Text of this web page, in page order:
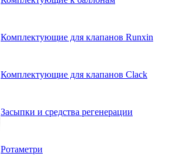
Комплектующие для клапанов Runxin
Комплектующие для клапанов Clack
Засыпки и средства регенерации
Ротаметри